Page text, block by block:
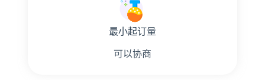
最小起订量
可以协商